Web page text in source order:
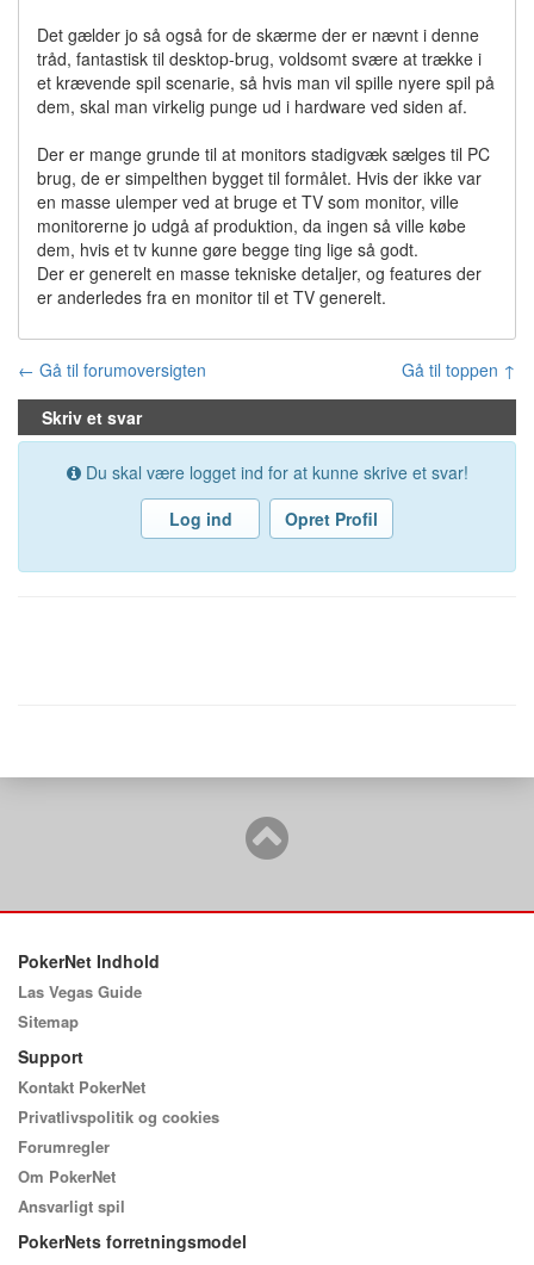
Det gælder jo så også for de skærme der er nævnt i denne
tråd, fantastisk til desktop-brug, voldsomt svære at trække i
et krævende spil scenarie, så hvis man vil spille nyere spil på
dem, skal man virkelig punge ud i hardware ved siden af.
Der er mange grunde til at monitors stadigvæk sælges til PC
brug, de er simpelthen bygget til formålet. Hvis der ikke var
en masse ulemper ved at bruge et TV som monitor, ville
monitorerne jo udgå af produktion, da ingen så ville købe
dem, hvis et tv kunne gøre begge ting lige så godt.
Der er generelt en masse tekniske detaljer, og features der
er anderledes fra en monitor til et TV generelt.
← Gå til forumoversigten
Gå til toppen ↑
Skriv et svar
Du skal være logget ind for at kunne skrive et svar!
Log ind
Opret Profil
PokerNet Indhold
Las Vegas Guide
Sitemap
Support
Kontakt PokerNet
Privatlivspolitik og cookies
Forumregler
Om PokerNet
Ansvarligt spil
PokerNets forretningsmodel